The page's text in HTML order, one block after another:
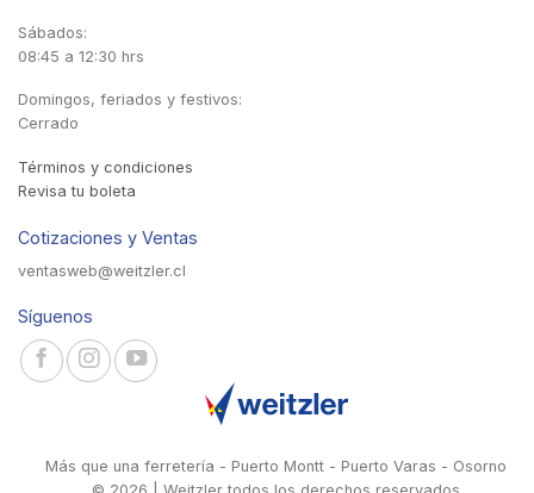
Sábados:
08:45 a 12:30 hrs
Domingos, feriados y festivos:
Cerrado
Términos y condiciones
Revisa tu boleta
Cotizaciones y Ventas
ventasweb@weitzler.cl
Síguenos
Más que una ferretería - Puerto Montt - Puerto Varas - Osorno